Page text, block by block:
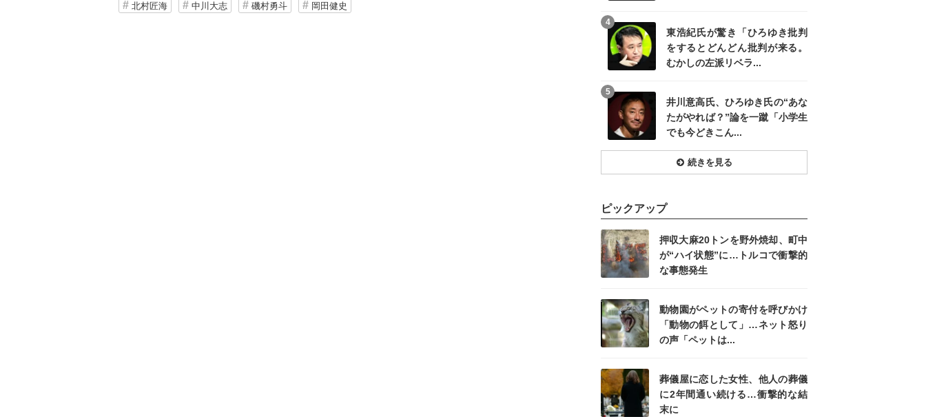
北村匠海 中川大志 磯村勇斗 岡田健史
東浩紀氏が驚き「ひろゆき批判
をするとどんどん批判が来る。
むかしの左派リベラ...
4
井川意高氏、ひろゆき氏の“あな
たがやれば？”論を一蹴「小学生
でも今どきこん...
5
続きを見る
ピックアップ
押収大麻20トンを野外焼却、町中
が“ハイ状態”に…トルコで衝撃的
な事態発生
動物園がペットの寄付を呼びかけ
「動物の餌として」…ネット怒り
の声「ペットは...
葬儀屋に恋した女性、他人の葬儀
に2年間通い続ける…衝撃的な結
末に